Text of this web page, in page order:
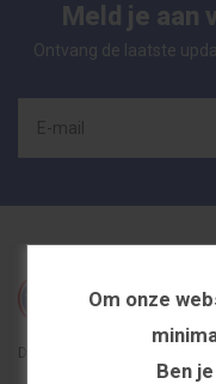
Om onze
Ben
Meld je aan
Ontvang de laatste
De beste en voordeligste